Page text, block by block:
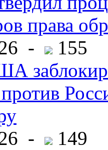
права
-
155
-
149